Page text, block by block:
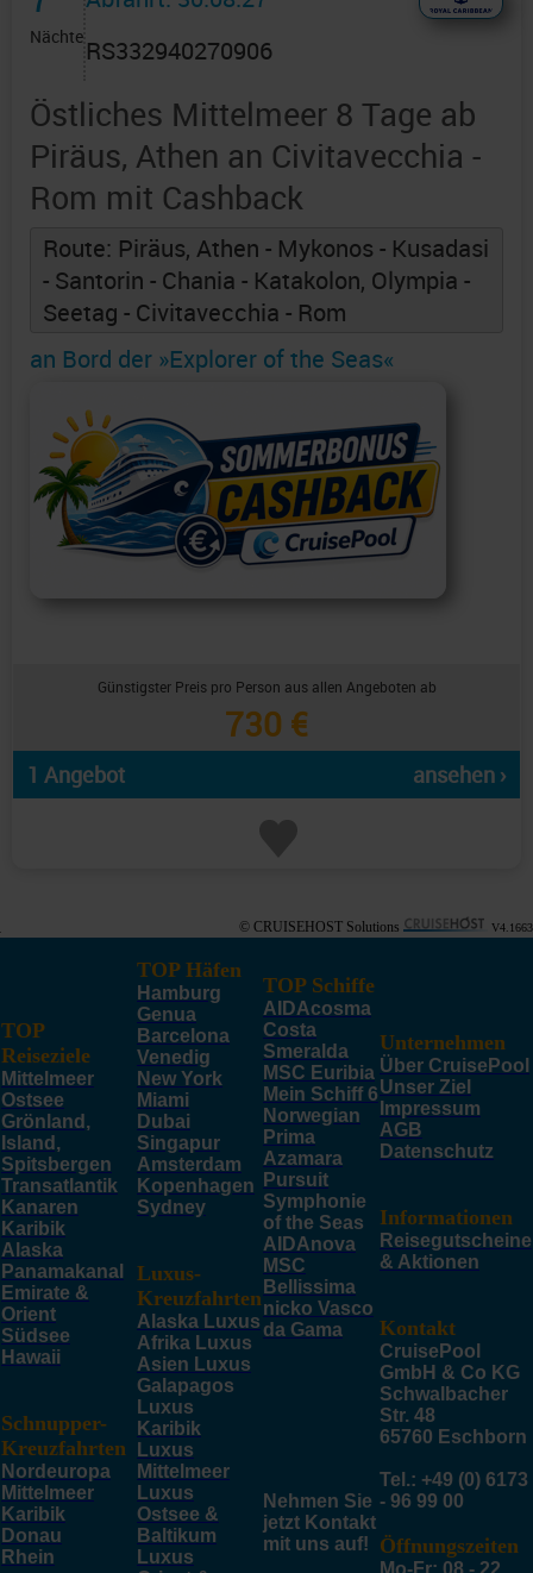
Nächte RS332940270906
Östliches Mittelmeer 8 Tage ab
Piräus, Athen an Civitavecchia -
Rom mit Cashback
Route: Piräus, Athen - Mykonos - Kusadasi
- Santorin - Chania - Katakolon, Olympia -
Seetag - Civitavecchia - Rom
an Bord der »Explorer of the Seas«
Günstigster Preis pro Person aus allen Angeboten ab
730 €
1 Angebot ansehen ›
© CRUISEHOST Solutions V4.1663
TOP
Reiseziele
Mittelmeer
Ostsee
Grönland,
Island,
Spitsbergen
Transatlantik
Kanaren
Karibik
Alaska
Panamakanal
Emirate &
Orient
Südsee
Hawaii
Schnupper-
Kreuzfahrten
Nordeuropa
Mittelmeer
Karibik
Donau
Rhein
TOP Häfen
Hamburg
Genua
Barcelona
Venedig
New York
Miami
Dubai
Singapur
Amsterdam
Kopenhagen
Sydney
Luxus-
Kreuzfahrten
Alaska Luxus
Afrika Luxus
Asien Luxus
Galapagos
Luxus
Karibik
Luxus
Mittelmeer
Luxus
Ostsee &
Baltikum
Luxus
TOP Schiffe
AIDAcosma
Costa
Smeralda
MSC Euribia
Mein Schiff 6
Norwegian
Prima
Azamara
Pursuit
Symphonie
of the Seas
AIDAnova
MSC
Bellissima
nicko Vasco
da Gama
Nehmen Sie
jetzt Kontakt
mit uns auf!
Unternehmen
Über CruisePool
Unser Ziel
Impressum
AGB
Datenschutz
Informationen
Reisegutscheine
& Aktionen
Kontakt
CruisePool
GmbH & Co KG
Schwalbacher
Str. 48
65760 Eschborn
Tel.: +49 (0) 6173
- 96 99 00
Öffnungszeiten